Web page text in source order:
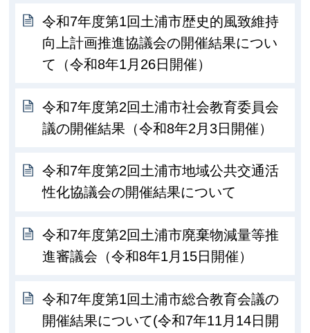
令和7年度第1回土浦市歴史的風致維持
向上計画推進協議会の開催結果につい
て（令和8年1月26日開催）
令和7年度第2回土浦市社会教育委員会
議の開催結果（令和8年2月3日開催）
令和7年度第2回土浦市地域公共交通活
性化協議会の開催結果について
令和7年度第2回土浦市廃棄物減量等推
進審議会（令和8年1月15日開催）
令和7年度第1回土浦市総合教育会議の
開催結果について(令和7年11月14日開